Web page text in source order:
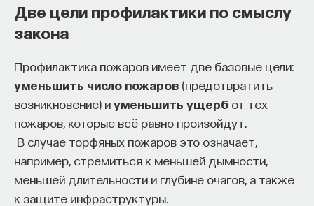
Две цели профилактики по смыслу
закона
Профилактика пожаров имеет две базовые цели:
уменьшить число пожаров (предотвратить
возникновение) иуменьшить ущерб от тех
пожаров, которые всё равно произойдут.
В случае торфяных пожаров это означает,
например, стремиться к меньшей дымности,
меньшей длительности и глубине очагов, а также
к защите инфраструктуры.
занимательных головоломок, но и набор
инструментов, жизненно необходимых для
Пройдя этот курс, вы:
— Овладеете ключевыми для независимого
мышления навыками: научитесь критически
воспринимать информацию и логично
и аргументированно доказывать свою точку
зрения.